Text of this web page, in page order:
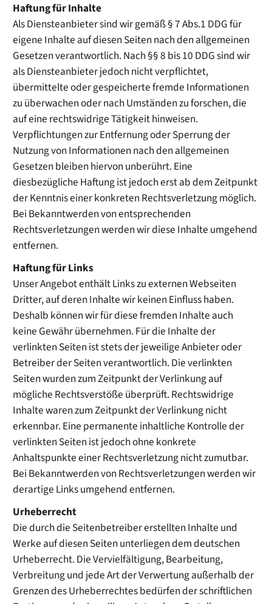
Haftung für Inhalte
Als Diensteanbieter sind wir gemäß § 7 Abs.1 DDG für
eigene Inhalte auf diesen Seiten nach den allgemeinen
Gesetzen verantwortlich. Nach §§ 8 bis 10 DDG sind wir
als Diensteanbieter jedoch nicht verpflichtet,
übermittelte oder gespeicherte fremde Informationen
zu überwachen oder nach Umständen zu forschen, die
auf eine rechtswidrige Tätigkeit hinweisen.
Verpflichtungen zur Entfernung oder Sperrung der
Nutzung von Informationen nach den allgemeinen
Gesetzen bleiben hiervon unberührt. Eine
diesbezügliche Haftung ist jedoch erst ab dem Zeitpunkt
der Kenntnis einer konkreten Rechtsverletzung möglich.
Bei Bekanntwerden von entsprechenden
Rechtsverletzungen werden wir diese Inhalte umgehend
entfernen.
Haftung für Links
Unser Angebot enthält Links zu externen Webseiten
Dritter, auf deren Inhalte wir keinen Einfluss haben.
Deshalb können wir für diese fremden Inhalte auch
keine Gewähr übernehmen. Für die Inhalte der
verlinkten Seiten ist stets der jeweilige Anbieter oder
Betreiber der Seiten verantwortlich. Die verlinkten
Seiten wurden zum Zeitpunkt der Verlinkung auf
mögliche Rechtsverstöße überprüft. Rechtswidrige
Inhalte waren zum Zeitpunkt der Verlinkung nicht
erkennbar. Eine permanente inhaltliche Kontrolle der
verlinkten Seiten ist jedoch ohne konkrete
Anhaltspunkte einer Rechtsverletzung nicht zumutbar.
Bei Bekanntwerden von Rechtsverletzungen werden wir
derartige Links umgehend entfernen.
Urheberrecht
Die durch die Seitenbetreiber erstellten Inhalte und
Werke auf diesen Seiten unterliegen dem deutschen
Urheberrecht. Die Vervielfältigung, Bearbeitung,
Verbreitung und jede Art der Verwertung außerhalb der
Grenzen des Urheberrechtes bedürfen der schriftlichen